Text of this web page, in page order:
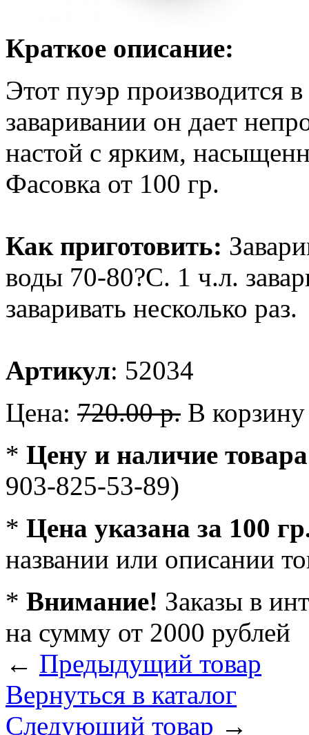
Краткое описание:
Этот пуэр
заваривании он дает
настой с ярким,
Фасовка от 100 гр.
Как приготовить:
воды 70-80?С. 1 ч.л.
заваривать несколько раз.
Артикул: 52034
Цена: 720.00 р. В корзину
* Цену и наличие
903-825-53-89)
* Цена указана за 100
названии или описании
* Внимание! Заказы в
на сумму от 2000 рублей
← Предыдущий товар
Вернуться в каталог
Следующий товар →